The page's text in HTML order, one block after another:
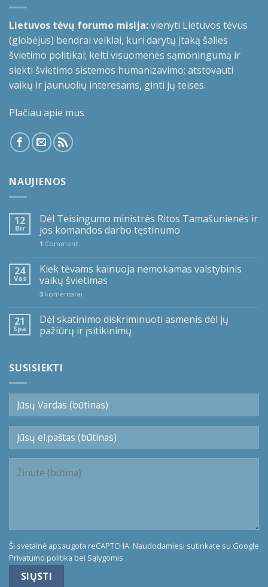
Lietuvos tėvų forumo misija:vienyti Lietuvos tėvus
(globėjus) bendrai veiklai, kuri darytų įtaką šalies
švietimo politikai; kelti visuomenės sąmoningumą ir
siekti švietimo sistemos humanizavimo; atstovauti
vaikų ir jaunuolių interesams, ginti jų teises.
Plačiau apie mus
NAUJIENOS
12
Bir
Dėl Teisingumo ministrės Ritos Tamašunienės ir
jos komandos darbo tęstinumo
1 Comment
24
Vas
Kiek tėvams kainuoja nemokamas valstybinis
vaikų švietimas
3 komentarai
21
Spa
Dėl skatinimo diskriminuoti asmenis dėl jų
pažiūrų ir įsitikinimų
SUSISIEKTI
Ši svetainė apsaugota reCAPTCHA. Naudodamiesi sutinkate su Google
Privatumo politika bei Sąlygomis